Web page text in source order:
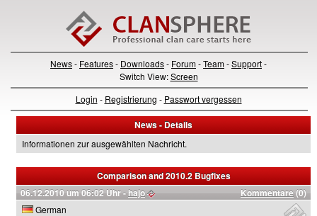
News- Features- Downloads- Forum-Team-Support-
Switch View:Screen
Login - Registrierung - Passwort vergessen
News - Details
Informationen zur ausgewählten Nachricht.
Comparison and 2010.2 Bugfixes
06.12.2010 um 06:02 Uhr - hajo Kommentare (0)
German